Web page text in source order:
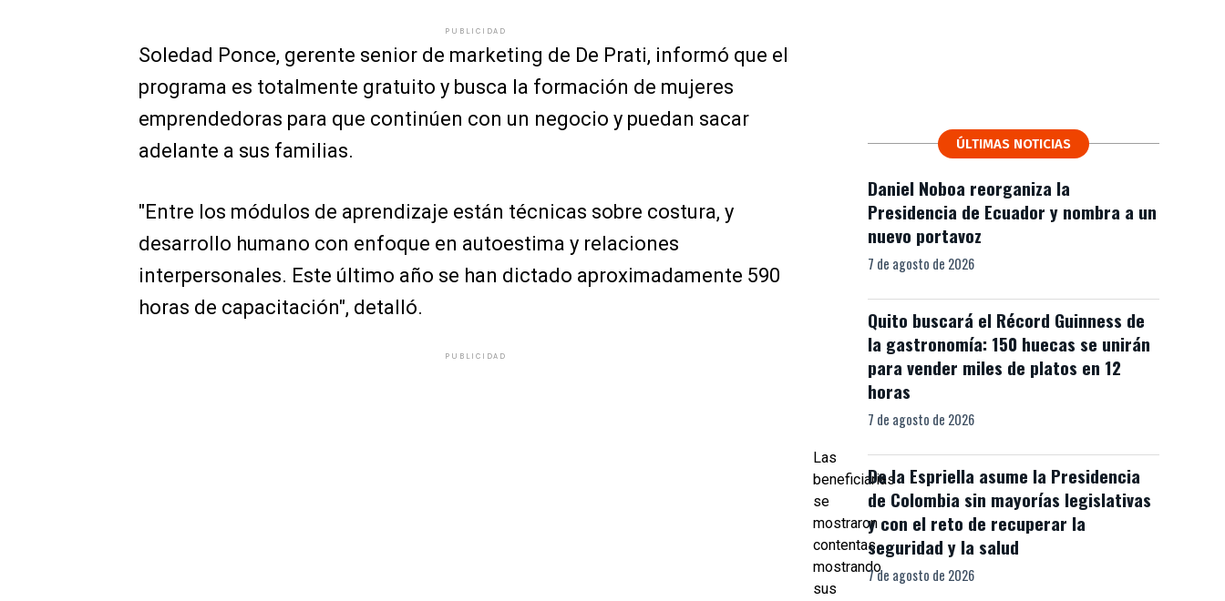
PUBLICIDAD
Soledad Ponce, gerente senior de marketing de De Prati, informó que el
programa es totalmente gratuito y busca la formación de mujeres
emprendedoras para que continúen con un negocio y puedan sacar
adelante a sus familias.
"Entre los módulos de aprendizaje están técnicas sobre costura, y
desarrollo humano con enfoque en autoestima y relaciones
interpersonales. Este último año se han dictado aproximadamente 590
horas de capacitación", detalló.
PUBLICIDAD
Las
beneficiarias
se
mostraron
contentas
mostrando
sus
ÚLTIMAS NOTICIAS
Daniel Noboa reorganiza la
Presidencia de Ecuador y nombra a un
nuevo portavoz
7 de agosto de 2026
Quito buscará el Récord Guinness de
la gastronomía: 150 huecas se unirán
para vender miles de platos en 12
horas
7 de agosto de 2026
De la Espriella asume la Presidencia
de Colombia sin mayorías legislativas
y con el reto de recuperar la
seguridad y la salud
7 de agosto de 2026